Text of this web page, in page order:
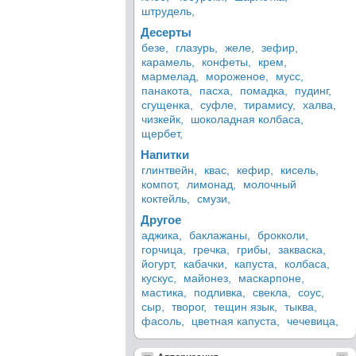
штрудель,
Десерты
безе, глазурь, желе,
зефир,
карамель,
конфеты,
крем,
мармелад,
мороженое,
мусс,
панакота,
пасха, помадка,
пудинг,
сгущенка,
суфле, тирамису,
халва,
чизкейк,
шоколадная колбаса,
щербет,
Напитки
глинтвейн, квас, кефир,
кисель,
компот,
лимонад,
молочный
коктейль,
смузи,
Другое
аджика, баклажаны,
брокколи,
горчица,
гречка, грибы,
закваска,
йогурт,
кабачки, капуста,
колбаса,
кускус,
майонез,
маскарпоне,
мастика,
подливка, свекла,
соус,
сыр,
творог, тещин язык,
тыква,
фасоль,
цветная капуста, чечевица,